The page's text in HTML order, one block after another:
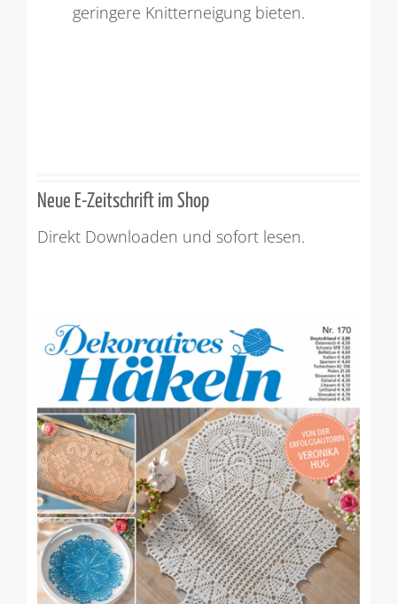
geringere Knitterneigung bieten.
Neue E-Zeitschrift im Shop
Direkt Downloaden und sofort lesen.